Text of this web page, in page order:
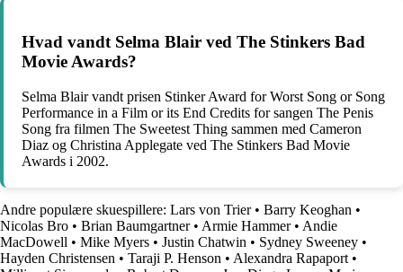
Hvad vandt Selma Blair ved The Stinkers Bad
Movie Awards?
Selma Blair vandt prisen Stinker Award for Worst Song or Song
Performance in a Film or its End Credits for sangen The Penis
Song fra filmen The Sweetest Thing sammen med Cameron
Diaz og Christina Applegate ved The Stinkers Bad Movie
Awards i 2002.
Andre populære skuespillere: Lars von Trier• Barry Keoghan •
Nicolas Bro • Brian Baumgartner• Armie Hammer• Andie
MacDowell • Mike Myers • Justin Chatwin • Sydney Sweeney •
Hayden Christensen • Taraji P. Henson • Alexandra Rapaport •